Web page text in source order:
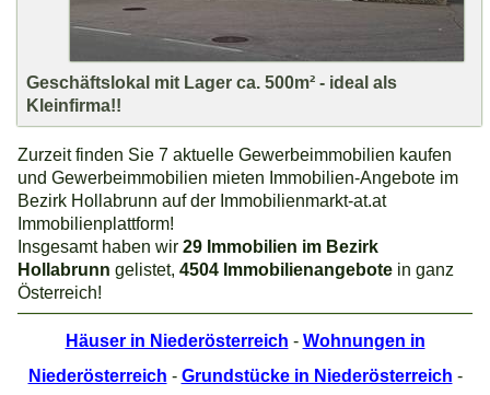
Geschäftslokal mit Lager ca. 500m² - ideal als
Kleinfirma!!
Zurzeit finden Sie 7 aktuelle Gewerbeimmobilien kaufen
und Gewerbeimmobilien mieten Immobilien-Angebote im
Bezirk Hollabrunn auf der Immobilienmarkt-at.at
Immobilienplattform!
Insgesamt haben wir29 Immobilien im Bezirk
Hollabrunn gelistet,4504 Immobilienangebote in ganz
Österreich!
Häuser in Niederösterreich - Wohnungen in
Niederösterreich - Grundstücke in Niederösterreich -